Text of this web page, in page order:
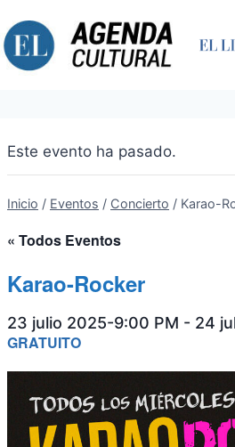
al
contenido
Este evento ha pasado.
Inicio / Eventos / Concierto / Karao-
« Todos Eventos
Karao-Rocker
23 julio 2025-9:00 PM - 24
GRATUITO